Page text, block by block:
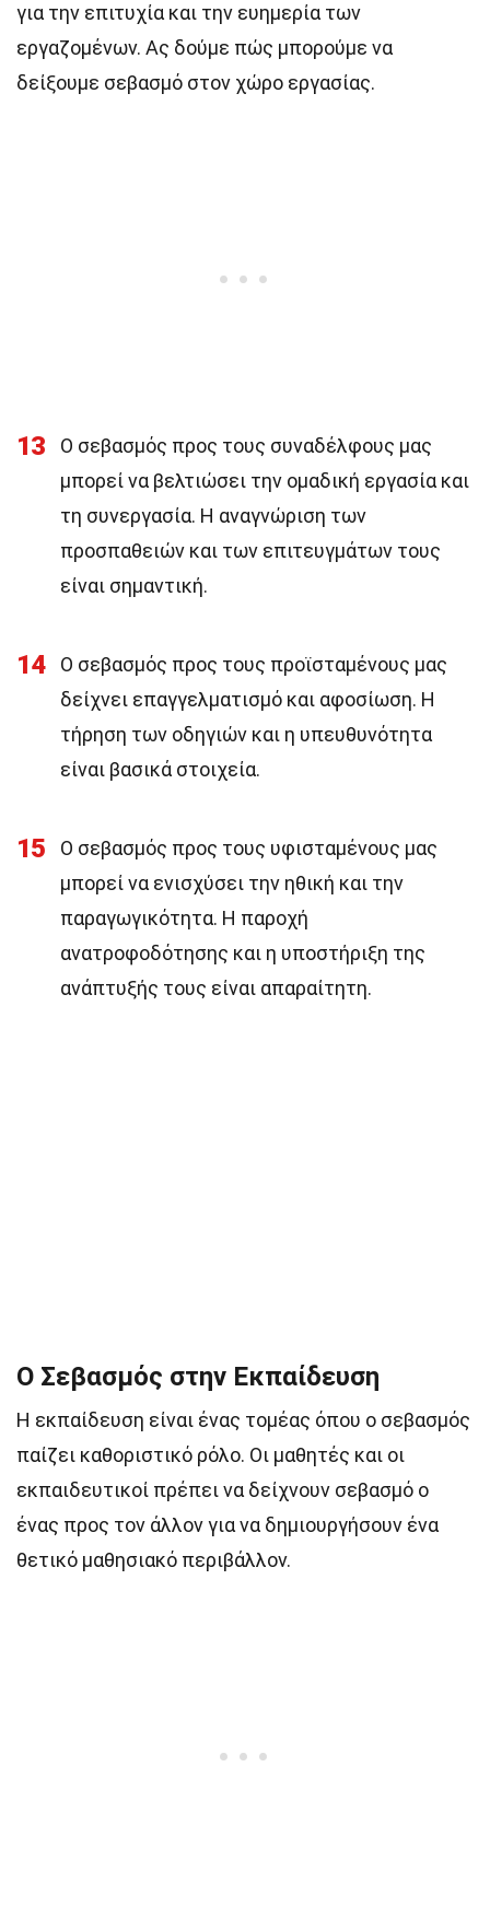
για την επιτυχία και την ευημερία των
εργαζομένων. Ας δούμε πώς μπορούμε να
δείξουμε σεβασμό στον χώρο εργασίας.
13
Ο σεβασμός προς τους συναδέλφους μας
μπορεί να βελτιώσει την ομαδική εργασία και
τη συνεργασία. Η αναγνώριση των
προσπαθειών και των επιτευγμάτων τους
είναι σημαντική.
14
Ο σεβασμός προς τους προϊσταμένους μας
δείχνει επαγγελματισμό και αφοσίωση. Η
τήρηση των οδηγιών και η υπευθυνότητα
είναι βασικά στοιχεία.
15
Ο σεβασμός προς τους υφισταμένους μας
μπορεί να ενισχύσει την ηθική και την
παραγωγικότητα. Η παροχή
ανατροφοδότησης και η υποστήριξη της
ανάπτυξής τους είναι απαραίτητη.
Ο Σεβασμός στην Εκπαίδευση
Η εκπαίδευση είναι ένας τομέας όπου ο σεβασμός
παίζει καθοριστικό ρόλο. Οι μαθητές και οι
εκπαιδευτικοί πρέπει να δείχνουν σεβασμό ο
ένας προς τον άλλον για να δημιουργήσουν ένα
θετικό μαθησιακό περιβάλλον.